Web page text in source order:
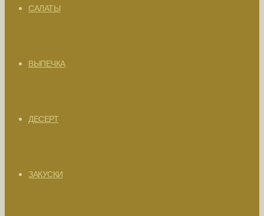
САЛАТЫ
ВЫПЕЧКА
ДЕСЕРТ
ЗАКУСКИ